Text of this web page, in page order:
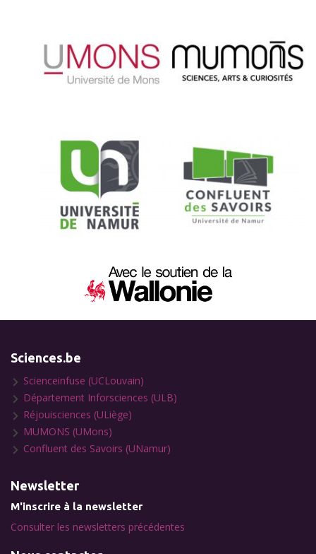
Sciences.be
Scienceinfuse (UCLouvain)
Département Inforsciences (ULB)
Réjouisciences (ULiège)
MUMONS (UMons)
Confluent des Savoirs (UNamur)
Newsletter
M'inscrire à la newsletter
Consulter les newsletters précédentes